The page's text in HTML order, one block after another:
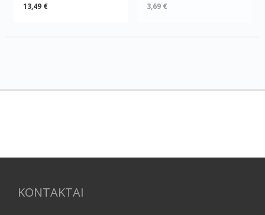
13,49 € 3,69 €
KONTAKTAI